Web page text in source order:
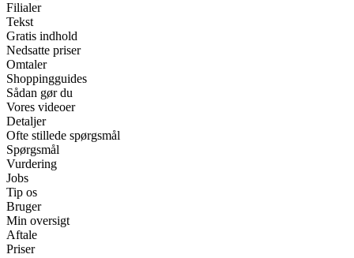
Filialer
Tekst
Gratis indhold
Nedsatte priser
Omtaler
Shoppingguides
Sådan gør du
Vores videoer
Detaljer
Ofte stillede spørgsmål
Spørgsmål
Vurdering
Jobs
Tip os
Bruger
Min oversigt
Aftale
Priser